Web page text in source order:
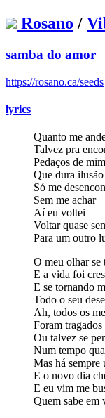
Rosano /
samba do amor
https://rosano.ca/seeds
lyrics
Quanto me
Talvez pra
Pedaços de
Que dura ilusão
Só me
Sem me achar
Aí eu voltei
Voltar quase
Para um outro
O meu olhar se
E a vida foi
E se tornando
Todo o seu
Ah, todos os
Foram
Ou talvez se
Num tempo
Mas há sempre
E o novo dia
E eu vim me
Quem sabe em